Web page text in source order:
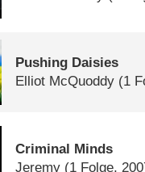
Pushing Daisies
Elliot McQuoddy (1
Criminal Minds
Jeremy (1 Folge,